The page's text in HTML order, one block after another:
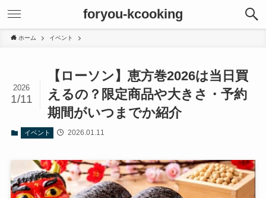
foryou-kcooking
ホーム イベント
【ローソン】恵方巻2026は当日買
えるの？限定商品や大きさ・予約
期間がいつまでか紹介
2026
1/11
イベント 2026.01.11